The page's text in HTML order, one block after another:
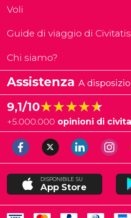
Voli
Guide di viaggio di Civitatis
Chi siamo?
Assistenza A
9,1/10★★★★★
★★★★★
+5.000.000 opinioni di
DISPONIBILE SU
App Store